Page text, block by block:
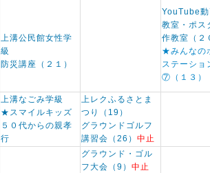
上溝公民館女性学
級
防災講座（２１）
YouTube
教室・ポス
作教室（２
★みんなの
ステーショ
⑦（１３）
上溝なごみ学級
★スマイルキッズ
５０代からの親孝
行
上レクふるさとま
つり（19）
グラウンドゴルフ
講習会（26） 中止
グラウンド・ゴル
フ大会（9） 中止